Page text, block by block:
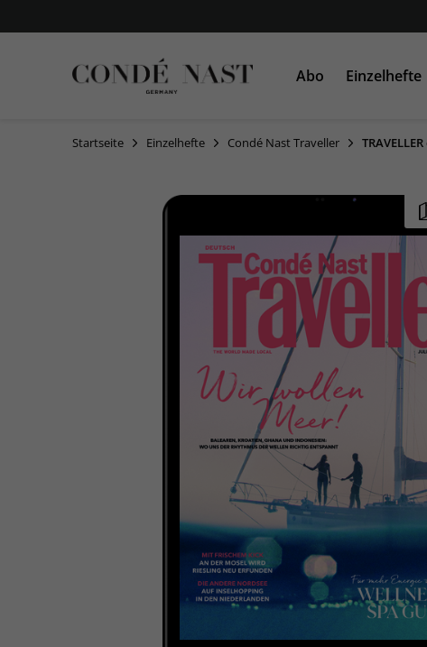
Abo Einzelhefte
Startseite Einzelhefte Condé Nast Traveller